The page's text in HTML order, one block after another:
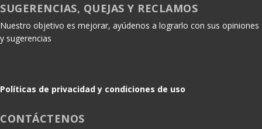
SUGERENCIAS, QUEJAS Y RECLAMOS
Nuestro objetivo es mejorar, ayúdenos a lograrlo con sus opiniones
y sugerencias
Políticas de privacidad y condiciones de uso
CONTÁCTENOS